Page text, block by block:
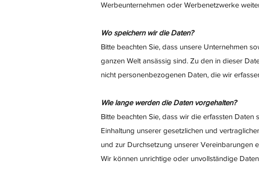
Werbeunternehmen oder Werbenetzwerke
Wo speichern wir die Daten?
Bitte beachten Sie, dass unsere Unternehmen
ganzen Welt ansässig sind. Zu den in dieser
nicht personenbezogenen Daten, die wir
Wie lange werden die Daten vorgehalten?
Bitte beachten Sie, dass wir die erfassten
Einhaltung unserer gesetzlichen und
und zur Durchsetzung unserer Vereinbarungen
Wir können unrichtige oder unvollständige